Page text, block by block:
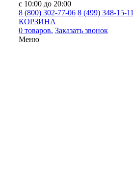
с 10:00 до 20:00
8 (800) 302-77-06 8 (499) 348-15-11
КОРЗИНА
0 товаров. Заказать звонок
Меню